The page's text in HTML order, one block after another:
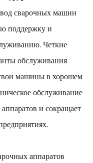
сварочных машин
поддержку и
Четкие
обслуживания
машины в хорошем
обслуживание
и сокращает
аппаратов